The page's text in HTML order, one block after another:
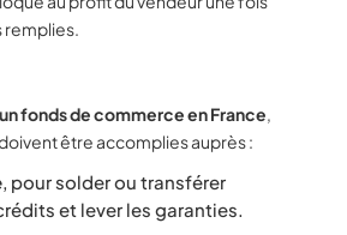
fonds de commerce en France
être accomplies auprès :
, pour solder ou transférer
et lever les garanties.